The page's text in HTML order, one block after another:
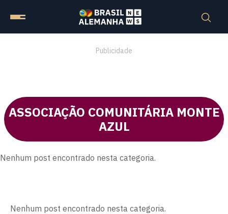
Publicidade
ASSOCIAÇÃO COMUNITÁRIA MONTE
AZUL
Nenhum post encontrado nesta categoria.
Nenhum post encontrado nesta categoria.